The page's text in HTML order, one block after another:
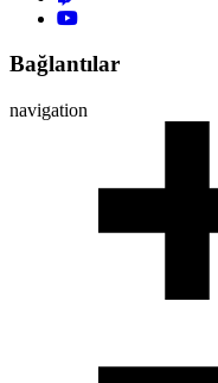
Bağlantılar
navigation